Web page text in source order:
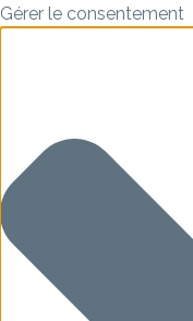
Gérer le consentement